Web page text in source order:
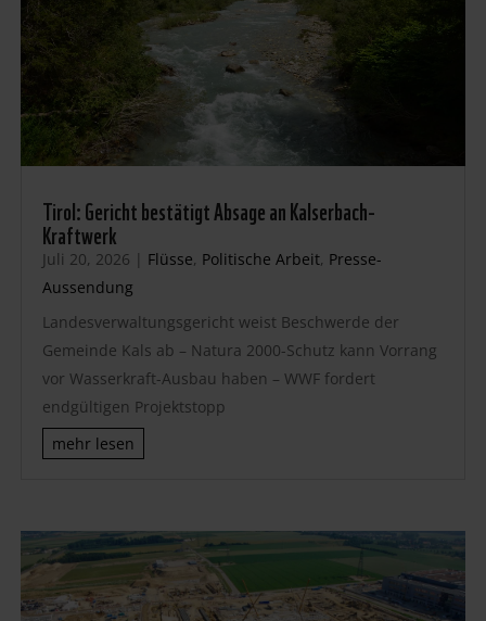
Tirol: Gericht bestätigt Absage an Kalserbach-
Kraftwerk
Juli 20, 2026 | Flüsse, Politische Arbeit, Presse-
Aussendung
Landesverwaltungsgericht weist Beschwerde der
Gemeinde Kals ab – Natura 2000-Schutz kann Vorrang
vor Wasserkraft-Ausbau haben – WWF fordert
endgültigen Projektstopp
mehr lesen